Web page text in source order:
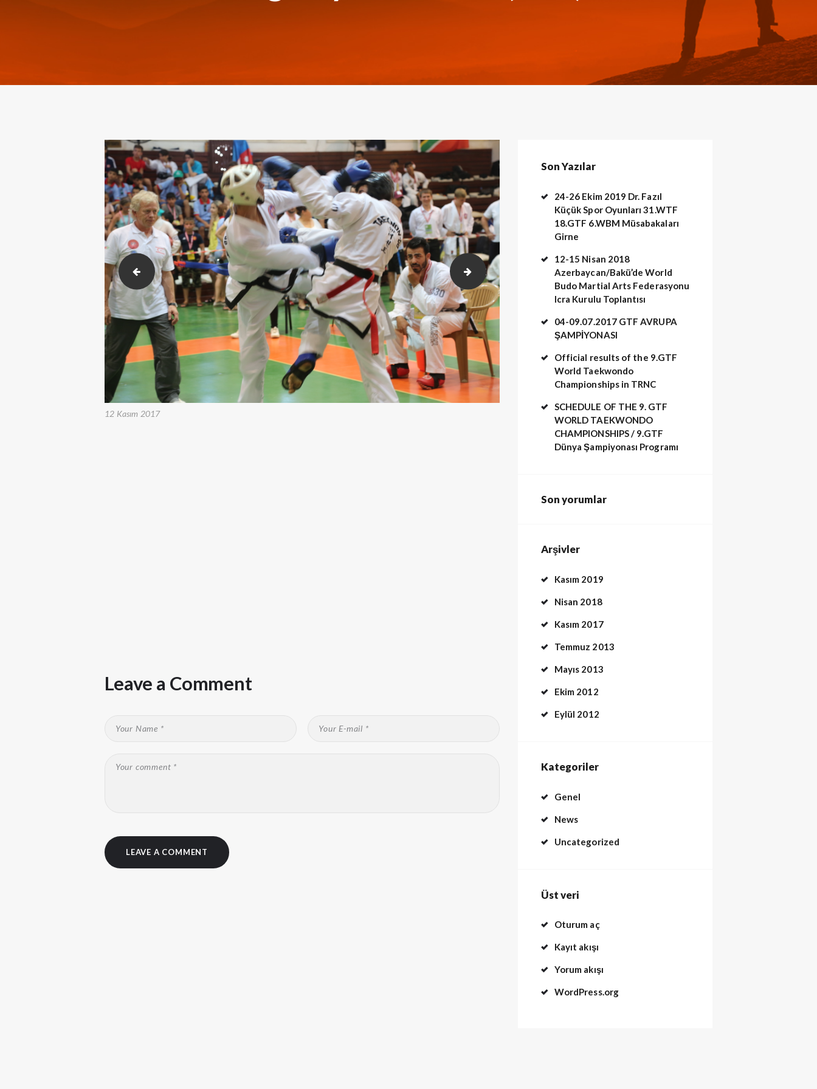
2017.07.06 gtf siyah kusak 1. gun yarısmaları (336) 2017.07.06 gtf siyah kusak 1. gun yarısmaları (489)
12 Kasım 2017
Leave a Comment
Son Yazılar
24-26 Ekim 2019 Dr. Fazıl
Küçük Spor Oyunları 31.WTF
18.GTF 6.WBM Müsabakaları
Girne
12-15 Nisan 2018
Azerbaycan/Bakü’de World
Budo Martial Arts Federasyonu
Icra Kurulu Toplantısı
04-09.07.2017 GTF AVRUPA
ŞAMPİYONASI
Official results of the 9.GTF
World Taekwondo
Championships in TRNC
SCHEDULE OF THE 9. GTF
WORLD TAEKWONDO
CHAMPIONSHIPS / 9.GTF
Dünya Şampiyonası Programı
Son yorumlar
Arşivler
Kasım 2019
Nisan 2018
Kasım 2017
Temmuz 2013
Mayıs 2013
Ekim 2012
Eylül 2012
Kategoriler
Genel
News
Uncategorized
Üst veri
Oturum aç
Kayıt akışı
Yorum akışı
WordPress.org